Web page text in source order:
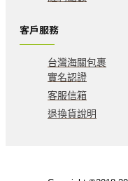
客戶服務
台灣海關包裹
實名認證
客服信箱
退換貨說明